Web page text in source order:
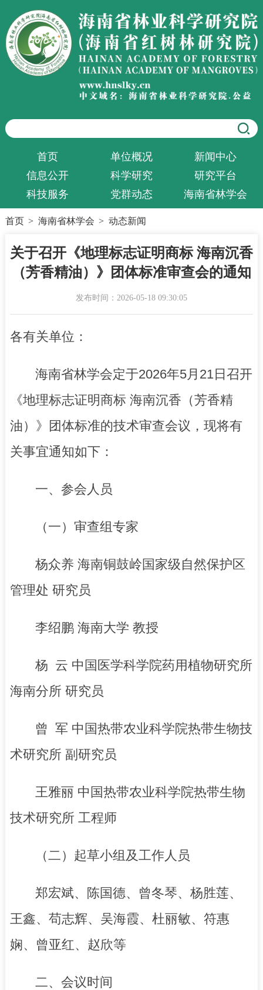
首页 单位概况
新闻中心
信息公开
科学研究
研究平台
科技服务
党群动态 海南省林学会
首页 > 海南省林学会 > 动态新闻
关于召开《地理标志证明商标 海南沉香
（芳香精油）》团体标准审查会的通知
发布时间：2026-05-18 09:30:05
各有关单位：
海南省林学会定于2026年5月21日召开
《地理标志证明商标 海南沉香（芳香精
油）》团体标准的技术审查会议，现将有
关事宜通知如下：
一、参会人员
（一）审查组专家
杨众养 海南铜鼓岭国家级自然保护区
管理处 研究员
李绍鹏 海南大学 教授
杨 云 中国医学科学院药用植物研究所
海南分所 研究员
曾 军 中国热带农业科学院热带生物技
术研究所 副研究员
王雅丽 中国热带农业科学院热带生物
技术研究所 工程师
（二）起草小组及工作人员
郑宏斌、陈国德、曾冬琴、杨胜莲、
王鑫、苟志辉、吴海霞、杜丽敏、符惠
娴、曾亚红、赵欣等
二、会议时间